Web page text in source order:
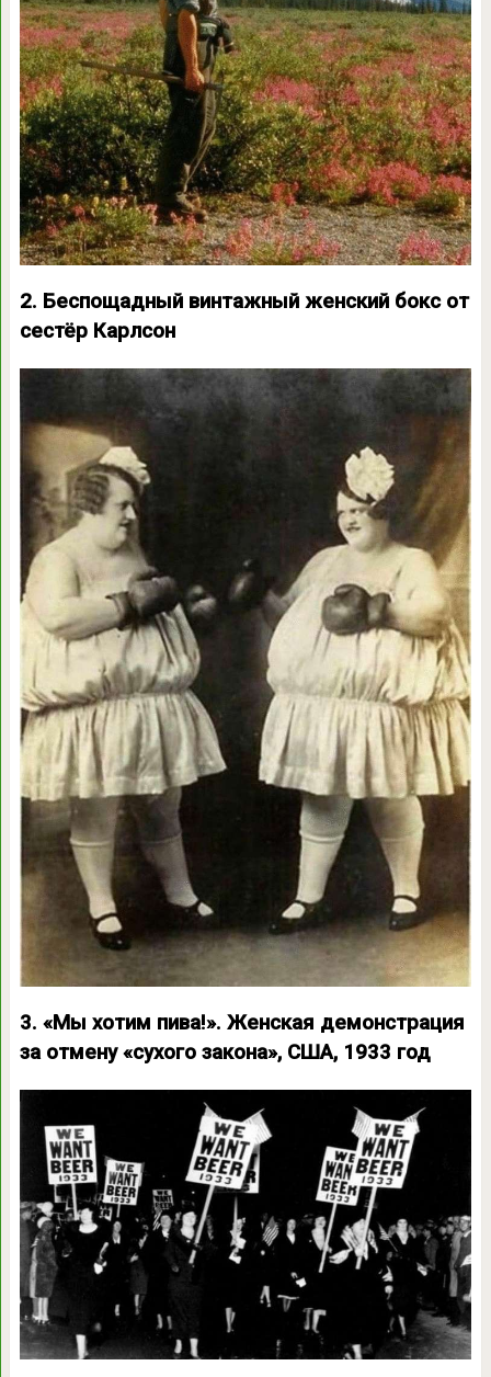
2. Беспощадный винтажный женский бокс от
сестёр Карлсон
3. «Мы хотим пива!». Женская демонстрация
за отмену «сухого закона», США, 1933 год